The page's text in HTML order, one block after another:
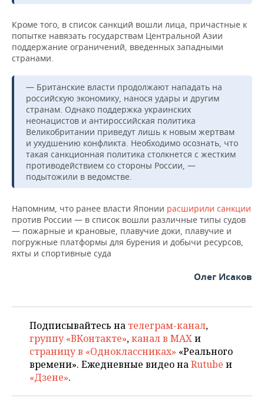
НЕФТЬ
ОПК
ЭНЕРГЕТИКА
ТРАНСПОРТ
УСЛУГИ
IT
МЕДИА
ТЕЛЕКОММУНИКАЦИИ
НОВОСТИ МЕРОПРИЯТИЙ
ВЫЕЗДНАЯ РЕДАКЦИЯ
БИЗНЕС-БРАНЧИ
ONLINE-КОНФЕРЕНЦИИ
ОТКРЫТАЯ ЛЕКЦИЯ
СПОРТ
НОВОСТИ СПОРТА
ФУТБОЛ
ХОККЕЙ
БАСКЕТБОЛ
ВОЛЕЙБОЛ
ФИГУРНОЕ КАТАНИЕ
ВОДНЫЕ ВИДЫ СПОРТА
ОБЩЕСТВО
НОВОСТИ ОБЩЕСТВА
ВЛАСТЬ
ИНФРАСТРУКТУРА
ИСТОРИЯ
МЕДИЦИНА
ОБРАЗОВАНИЕ
ФОТОГАЛЕРЕЯ
СЮЖЕТЫ
СПРАВОЧНИК
СПИСОК ПЕРСОН
ПОЛНАЯ ВЕРСИЯ
Кроме того, в список санкций вошли лица, причастные к
попытке навязать государствам Центральной Азии
поддержание ограничений, введенных западными
странами.
— Британские власти продолжают нападать на
российскую экономику, нанося удары и другим
странам. Однако поддержка украинских
неонацистов и антироссийская политика
Великобритании приведут лишь к новым жертвам
и ухудшению конфликта. Необходимо осознать, что
такая санкционная политика столкнется с жестким
противодействием со стороны России, —
подытожили в ведомстве.
Напомним, что ранее власти Японии расширили санкции
против России — в список вошли различные типы судов
— пожарные и крановые, плавучие доки, плавучие и
погружные платформы для бурения и добычи ресурсов,
яхты и спортивные суда
Олег Исаков
Подписывайтесь на телеграм-канал,
группу «ВКонтакте»,канал в MAXи
страницу в «Одноклассниках» «Реального
времени». Ежедневные видео наRutube и
«Дзене».